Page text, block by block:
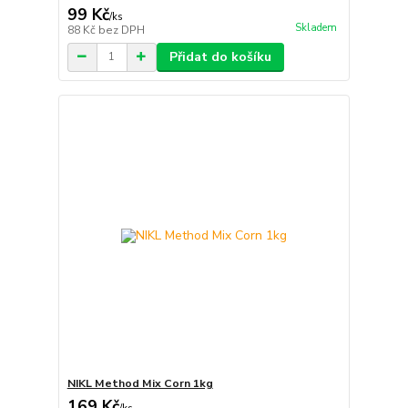
99 Kč/ks
88 Kč bez DPH Skladem
Přidat do košíku
NIKL Method Mix Corn 1kg